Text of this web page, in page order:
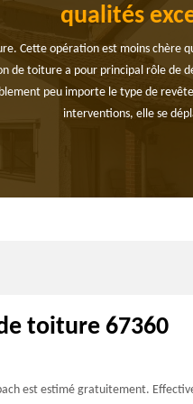
qualités
Cette opération est moins
de toiture a pour principal rôle de
peu importe le type de
interventions, elle se
toiture 67360
est estimé gratuitement.